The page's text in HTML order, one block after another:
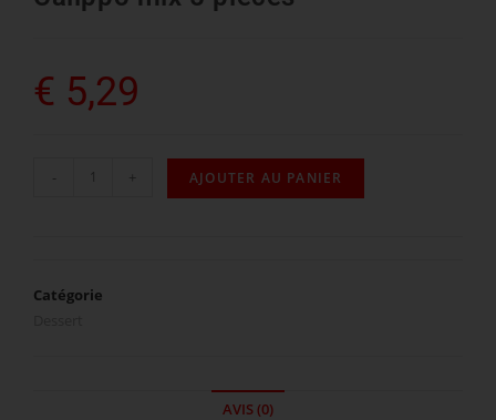
€ 5,29
- + AJOUTER AU PANIER
Catégorie
AVIS (0)